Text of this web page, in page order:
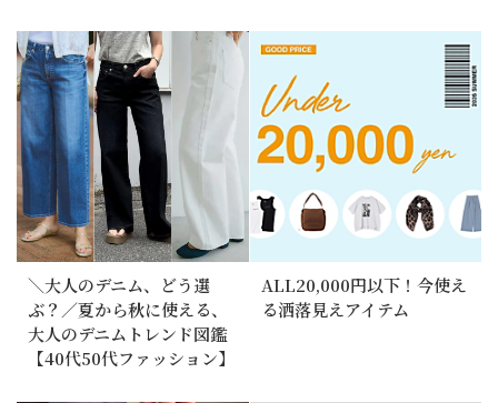
＼大人のデニム、どう選
ぶ？／夏から秋に使える、
大人のデニムトレンド図鑑
【40代50代ファッション】
ALL20,000円以下！今使え
る洒落見えアイテム